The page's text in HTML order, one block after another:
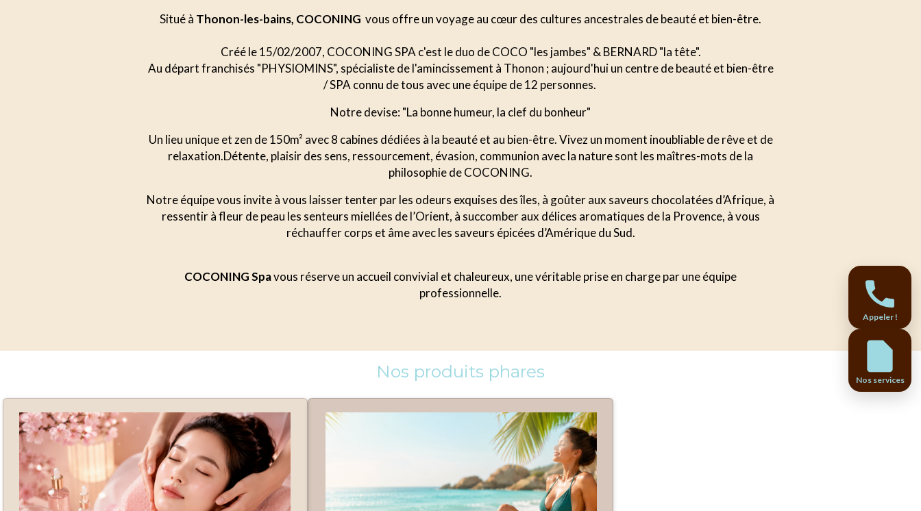
Situé à Thonon-les-bains, COCONING vous offre un voyage au cœur des cultures ancestrales de beauté et bien-être.
Créé le 15/02/2007, COCONING SPA c'est le duo de COCO "les jambes" & BERNARD "la tête".
Au départ franchisés "PHYSIOMINS", spécialiste de l'amincissement à Thonon ; aujourd'hui un centre de beauté et bien-être
/ SPA connu de tous avec une équipe de 12 personnes.
Notre devise: "La bonne humeur, la clef du bonheur"
Un lieu unique et zen de 150m² avec 8 cabines dédiées à la beauté et au bien-être. Vivez un moment inoubliable de rêve et de
relaxation.Détente, plaisir des sens, ressourcement, évasion, communion avec la nature sont les maîtres-mots de la
philosophie de COCONING.
Notre équipe vous invite à vous laisser tenter par les odeurs exquises des îles, à goûter aux saveurs chocolatées d’Afrique, à
ressentir à fleur de peau les senteurs miellées de l’Orient, à succomber aux délices aromatiques de la Provence, à vous
réchauffer corps et âme avec les saveurs épicées d’Amérique du Sud.
COCONING Spavous réserve un accueil convivial et chaleureux, une véritable prise en charge par une équipe
professionnelle.
Nos produits phares
Appeler !
Nos services